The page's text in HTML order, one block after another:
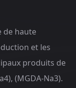
de haute
et les
produits de
(MGDA-Na3).